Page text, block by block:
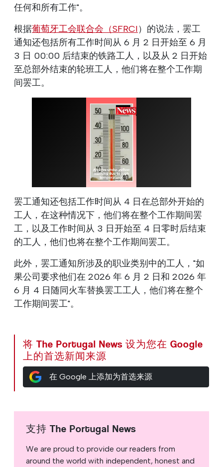
任何和所有工作"。
根据葡萄牙工会联合会（SFRCI）的说法，罢工
通知还包括所有工作时间从 6 月 2 日开始至 6 月
3 日 00:00 后结束的铁路工人，以及从 2 日开始
至总部外结束的轮班工人，他们将在整个工作期
间罢工。
罢工通知还包括工作时间从 4 日在总部外开始的
工人，在这种情况下，他们将在整个工作期间罢
工，以及工作时间从 3 日开始至 4 日零时后结束
的工人，他们也将在整个工作期间罢工。
此外，罢工通知所涉及的职业类别中的工人，"如
果公司要求他们在 2026 年 6 月 2 日和 2026 年
6 月 4 日随同火车替换罢工工人，他们将在整个
工作期间罢工"。
将 The Portugal News 设为您在 Google
上的首选新闻来源
在 Google 上添加为首选来源
支持 The Portugal News
We are proud to provide our readers from
around the world with independent, honest and